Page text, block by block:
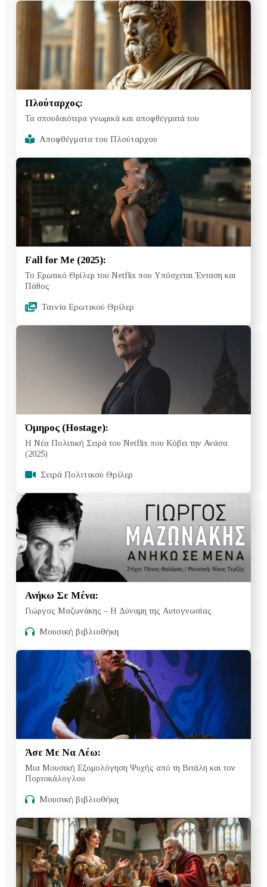
Πλούταρχος:
Τα σπουδαιότερα γνωμικά και αποφθέγματά του
Αποφθέγματα του Πλούταρχου
Fall for Me (2025):
Το Ερωτικό Θρίλερ του Netflix που Υπόσχεται Ένταση και
Πάθος
Ταινία Ερωτικού Θρίλερ
Όμηρος (Hostage):
Η Νέα Πολιτική Σειρά του Netflix που Κόβει την Ανάσα
(2025)
Σειρά Πολιτικού Θρίλερ
Ανήκω Σε Μένα:
Γιώργος Μαζωνάκης – Η Δύναμη της Αυτογνωσίας
Μουσική βιβλιοθήκη
Άσε Με Να Λέω:
Μια Μουσική Εξομολόγηση Ψυχής από τη Βιτάλη και τον
Πορτοκάλογλου
Μουσική βιβλιοθήκη